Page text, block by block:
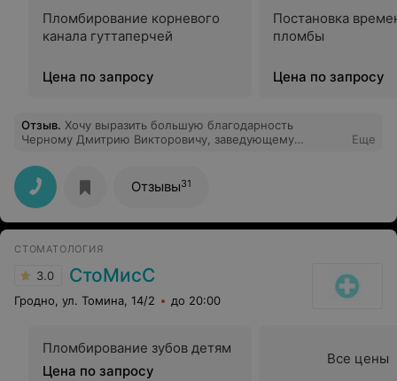
Пломбирование корневого
канала гуттаперчей
Цена по запросу
Постановка
пломбы
Цена по запросу
Отзыв. Хочу выразить большую благодарность
Черному Дмитрию Викторовичу, заведующему
кардиологический центр» за профессионализм, доброе
отношение к пациентам, низкий поклон, спасибо вам
большое.
Еще
Отзывы31
СТОМАТОЛОГИЯ
3.0 СтоМисС
Гродно, ул. Томина, 14/2 до 20:00
Пломбирование зубов детям
Цена по запросу
Все цены